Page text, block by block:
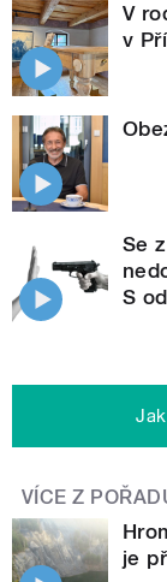
V
v
Se
S
VÍCE Z
je